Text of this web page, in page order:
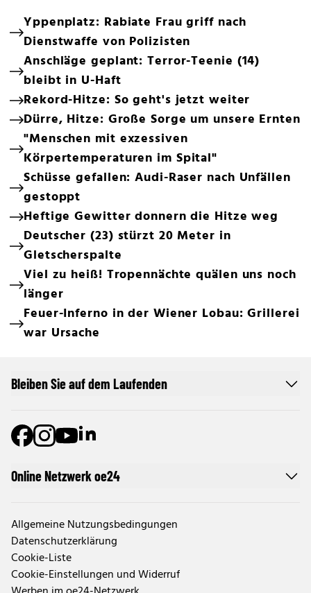
Yppenplatz: Rabiate Frau griff nach
Dienstwaffe von Polizisten
Anschläge geplant: Terror-Teenie (14)
bleibt in U-Haft
Rekord-Hitze: So geht's jetzt weiter
Dürre, Hitze: Große Sorge um unsere Ernten
"Menschen mit exzessiven
Körpertemperaturen im Spital"
Schüsse gefallen: Audi-Raser nach Unfällen
gestoppt
Heftige Gewitter donnern die Hitze weg
Deutscher (23) stürzt 20 Meter in
Gletscherspalte
Viel zu heiß! Tropennächte quälen uns noch
länger
Feuer-Inferno in der Wiener Lobau: Grillerei
war Ursache
Online Netzwerk oe24
Allgemeine Nutzungsbedingungen
Datenschutzerklärung
Cookie-Liste
Cookie-Einstellungen und Widerruf
Bleiben Sie auf dem Laufenden